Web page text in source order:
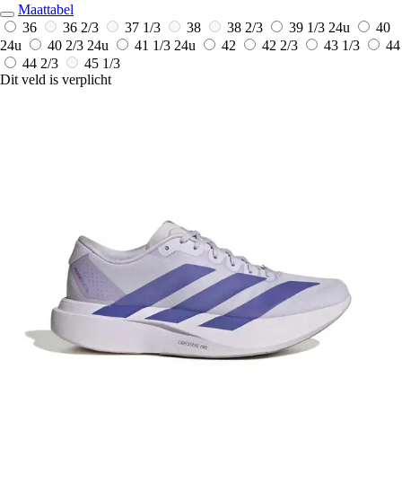
Maattabel
36
36 2/3 37 1/3 38 38 2/3 39 1/3 24u
40
24u
40 2/3 24u 41 1/3 24u 42 42 2/3 43 1/3
44
44 2/3
45 1/3
Dit veld is verplicht